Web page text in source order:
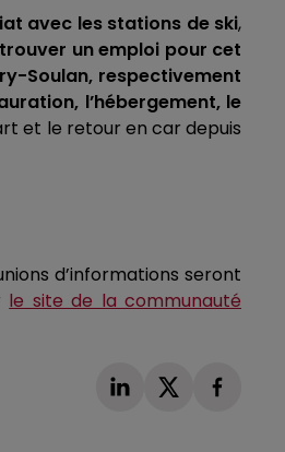
avec les stations de ski,
trouver un emploi pour cet
Soulan, respectivement
l’hébergement, le
et le retour en car depuis
d’informations seront
le site de la communauté